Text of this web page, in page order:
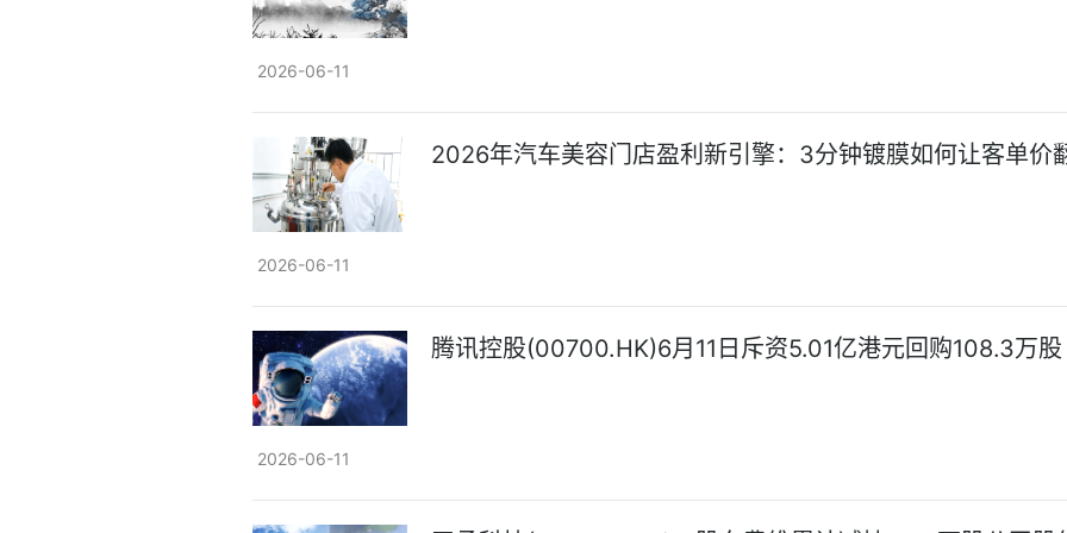
2026-06-11
2026年汽车美容门店盈利新引擎：3分钟镀膜如何让客单价
2026-06-11
腾讯控股(00700.HK)6月11日斥资5.01亿港元回购108.3万股
2026-06-11